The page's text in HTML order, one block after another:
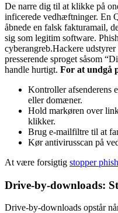
De narre dig til at klikke på
inficerede vedhæftninger. En
åbnede en falsk fakturamail,
sig som legitim software.
cyberangreb.Hackere
presserende sproget såsom
handle hurtigt. For at undgå
Kontroller afsenderens
eller domæner.
Hold markøren over
klikker.
Brug e-mailfiltre til at
Kør antivirusscan på
At være forsigtig stopper
Drive-by-downloads:
Drive-by-downloads opstår